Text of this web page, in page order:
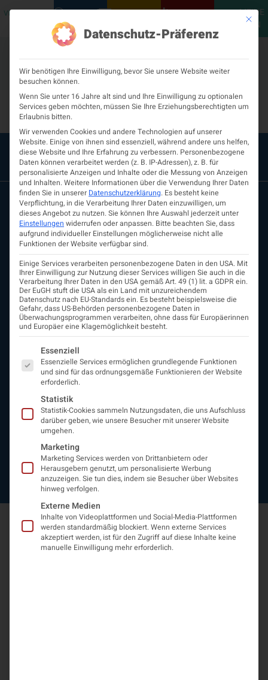
VERANSTALTUNGENPODCASTS NEUROLOGISCH KONTAKT
MEINE
ÖGN
Sonstiges-524
ÖGN
Über uns
Vorstand
Beirat
Arbeitsgemeinschaften
assoziierte Gesellschaften
EAN
Fördermitglieder
Entwicklung der Neurologoie
Neurologiereport
Mitgliedschaft
Statuten
Kontakt
Impressum
Datenschutzerklärung
Mit
Datenschutz-Präferenz
Wir benötigen Ihre Einwilligung, bevor Sie unsere Website weiter
besuchen können.
Wenn Sie unter 16 Jahre alt sind und Ihre Einwilligung zu optionalen
Services geben möchten, müssen Sie Ihre Erziehungsberechtigten um
Erlaubnis bitten.
Wir verwenden Cookies und andere Technologien auf unserer
Website. Einige von ihnen sind essenziell, während andere uns helfen,
diese Website und Ihre Erfahrung zu verbessern. Personenbezogene
Daten können verarbeitet werden (z. B. IP-Adressen), z. B. für
personalisierte Anzeigen und Inhalte oder die Messung von Anzeigen
und Inhalten.Weitere Informationen über die Verwendung Ihrer Daten
finden Sie in unserer Datenschutzerklärung. Es besteht keine
Verpflichtung, in die Verarbeitung Ihrer Daten einzuwilligen, um
dieses Angebot zu nutzen.Sie können Ihre Auswahl jederzeit unter
Einstellungen widerrufen oder anpassen. Bitte beachten Sie, dass
aufgrund individueller Einstellungen möglicherweise nicht alle
Funktionen der Website verfügbar sind.
Einige Services verarbeiten personenbezogene Daten in den USA. Mit
Ihrer Einwilligung zur Nutzung dieser Services willigen Sie auch in die
Verarbeitung Ihrer Daten in den USA gemäß Art. 49 (1) lit. a GDPR ein.
Der EuGH stuft die USA als ein Land mit unzureichendem
Datenschutz nach EU-Standards ein. Es besteht beispielsweise die
Gefahr, dass US-Behörden personenbezogene Daten in
Überwachungsprogrammen verarbeiten, ohne dass für Europäerinnen
und Europäer eine Klagemöglichkeit besteht.
Es folgt eine Liste der Service-Gruppen, für die eine
Essenziell
Essenzielle Services ermöglichen grundlegende Funktionen
und sind für das ordnungsgemäße Funktionieren der Website
erforderlich.
Statistik
Statistik-Cookies sammeln Nutzungsdaten, die uns Aufschluss
darüber geben, wie unsere Besucher mit unserer Website
umgehen.
Marketing
Marketing Services werden von Drittanbietern oder
Herausgebern genutzt, um personalisierte Werbung
anzuzeigen. Sie tun dies, indem sie Besucher über Websites
hinweg verfolgen.
Externe Medien
Inhalte von Videoplattformen und Social-Media-Plattformen
werden standardmäßig blockiert. Wenn externe Services
akzeptiert werden, ist für den Zugriff auf diese Inhalte keine
manuelle Einwilligung mehr erforderlich.